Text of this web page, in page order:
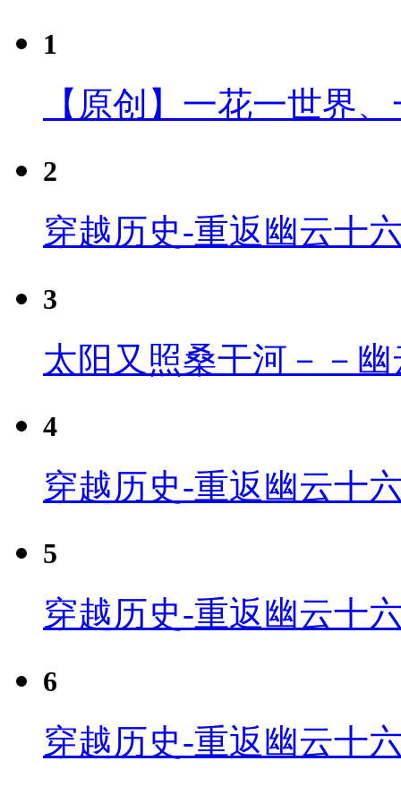
1
【原创】一花一世界
2
穿越历史-重返幽云十
3
太阳又照桑干河－－
4
穿越历史-重返幽云十
5
穿越历史-重返幽云十
6
穿越历史-重返幽云十